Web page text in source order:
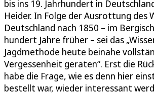
bis ins 19. Jahrhundert in
Heider. In Folge der Ausrottung des
Deutschland nach 1850 – im
hundert Jahre früher – sei das
Jagdmethode heute beinahe
Vergessenheit geraten“. Erst die
habe die Frage, wie es denn hier
bestellt war, wieder interessant